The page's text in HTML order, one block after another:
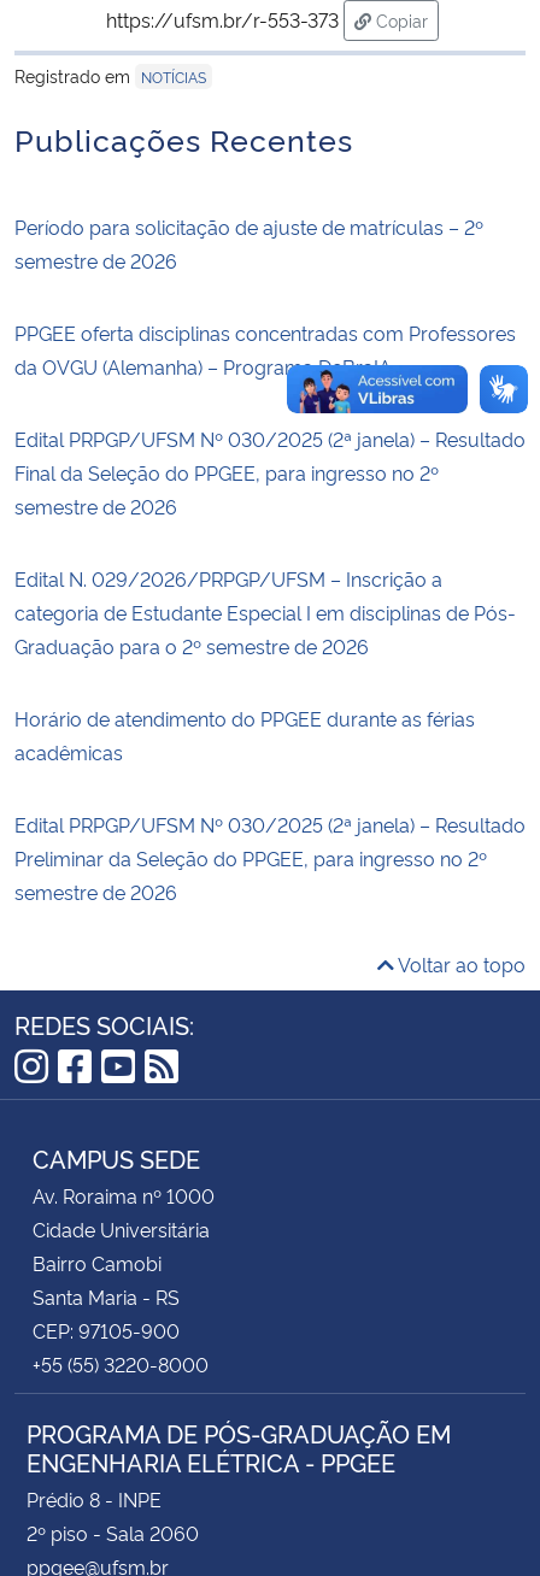
Secretaria-Geral
Secretaria de Governo
Gabinete de Segurança Institucional
Banco Central do Brasil
Planalto
https://ufsm.br/r-553-373
Copiar
para área de
Registrado em
NOTÍCIAS
Publicações Recentes
Período para solicitação de ajuste de matrículas – 2º
semestre de 2026
PPGEE oferta disciplinas concentradas com Professores
da OVGU (Alemanha) – Programa DeBraIA
Edital PRPGP/UFSM Nº 030/2025 (2ª janela) – Resultado
Final da Seleção do PPGEE, para ingresso no 2º
semestre de 2026
Edital N. 029/2026/PRPGP/UFSM – Inscrição a
categoria de Estudante Especial I em disciplinas de Pós-
Graduação para o 2º semestre de 2026
Horário de atendimento do PPGEE durante as férias
acadêmicas
Edital PRPGP/UFSM Nº 030/2025 (2ª janela) – Resultado
Preliminar da Seleção do PPGEE, para ingresso no 2º
semestre de 2026
Voltar ao topo
REDES SOCIAIS:
Instagram
Facebook
YouTube
RSS
CAMPUS SEDE
Av. Roraima nº 1000
Cidade Universitária
Bairro Camobi
Santa Maria - RS
CEP: 97105-900
+55 (55) 3220-8000
PROGRAMA DE PÓS-GRADUAÇÃO EM
ENGENHARIA ELÉTRICA - PPGEE
Prédio 8 - INPE
2º piso - Sala 2060
ppgee@ufsm.br